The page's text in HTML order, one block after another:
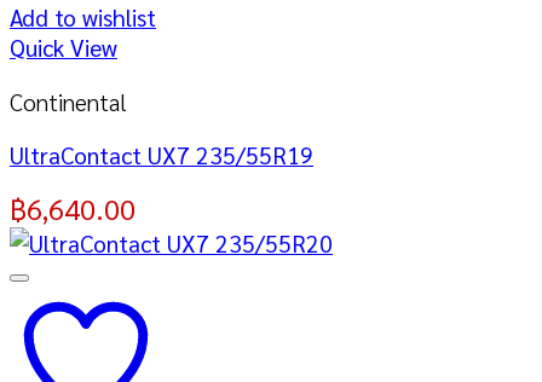
Add to wishlist
Quick View
Continental
UltraContact UX7 235/55R19
฿6,640.00